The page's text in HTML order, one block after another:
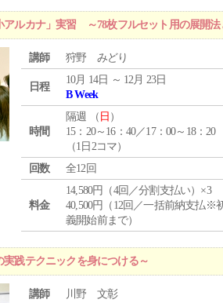
ルカナ」実習 ～78枚フルセット用の展開法
講師 狩野 みどり
日程
10月 14日 ～ 12月 23日
B Week
時間
隔週 （ 日 ）
15：20～16：40／17：00～18：20
（1日2コマ）
回数
全12回
料金
14,580円（4回／分割支払い）×3
40,500円（12回／一括前納支払※
義開始前まで）
践テクニックを身につける～
講師 川野 文彰